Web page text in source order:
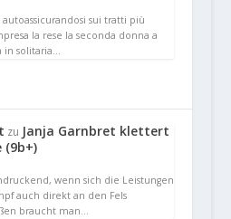
sui tratti più
la rese la seconda donna a
in solitaria…
zu Janja Garnbret klettert
(9b+)
wenn sich die Leistungen
auch direkt an den Fels
braucht man…